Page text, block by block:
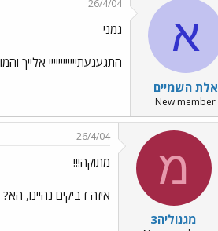
א
אלת השמיים
New member
26/4/04
גמני
התגעגעתיייייייייייי אלייך
מ
מגנוליה3
26/4/04
מתוקה!!!
איזה דביקים נהיינו, הא?